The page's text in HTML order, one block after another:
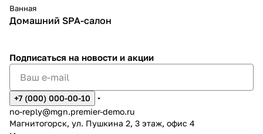
Ванная
Домашний SPA-салон
Подписаться на новости и акции
+7 (000) 000-00-10
no-reply@mgn.premier-demo.ru
Магнитогорск, ул. Пушкина 2, 3 этаж, офис 4